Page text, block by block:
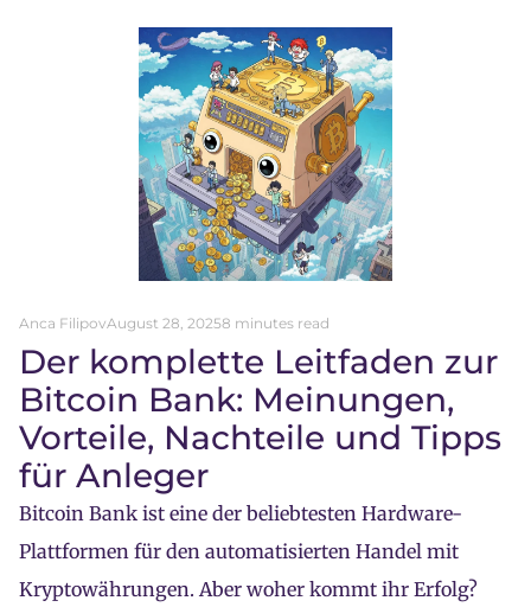
Anca FilipovAugust 28, 20258 minutes read
Der komplette Leitfaden zur
Bitcoin Bank: Meinungen,
Vorteile, Nachteile und Tipps
für Anleger
Bitcoin Bank ist eine der beliebtesten Hardware-
Plattformen für den automatisierten Handel mit
Kryptowährungen. Aber woher kommt ihr Erfolg?